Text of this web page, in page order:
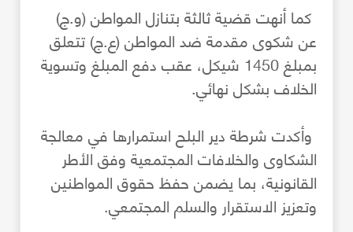
كما أنهت قضية ثالثة بتنازل المواطن (و.ج)
عن شكوى مقدمة ضد المواطن (ع.ج) تتعلق
بمبلغ 1450 شيكل، عقب دفع المبلغ وتسوية
الخلاف بشكل نهائي.
وأكدت شرطة دير البلح استمرارها في معالجة
الشكاوى والخلافات المجتمعية وفق الأطر
القانونية، بما يضمن حفظ حقوق المواطنين
وتعزيز الاستقرار والسلم المجتمعي.